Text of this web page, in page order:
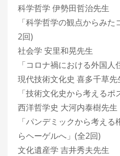
科学哲学 伊勢田哲治先生
「科学哲学の観点からみ
2回)
社会学 安里和晃先生
「コロナ禍における外国
現代技術文化史 喜多千草先
「技術文化史から考える
西洋哲学史 大河内泰樹先生
「パンデミックから考え
らヘーゲルへ」(全2回)
文化遺産学 吉井秀夫先生